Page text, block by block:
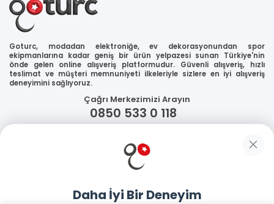
Goturc, modadan elektroniğe, ev dekorasyonundan spor
ekipmanlarına kadar geniş bir ürün yelpazesi sunan Türkiye'nin
önde gelen online alışveriş platformudur. Güvenli alışveriş, hızlı
teslimat ve müşteri memnuniyeti ilkeleriyle sizlere en iyi alışveriş
deneyimini sağlıyoruz.
Çağrı Merkezimizi Arayın
0850 533 0 118
Güvenliğiniz
Daha İyi Bir Deneyim